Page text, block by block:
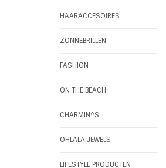
HAARACCESOIRES
ZONNEBRILLEN
FASHION
ON THE BEACH
CHARMIN*S
OHLALA JEWELS
LIFESTYLE PRODUCTEN